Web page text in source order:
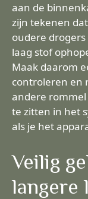
aan de
zijn tekenen
oudere
laag stof
Maak daarom
controleren en
andere
te zitten in het
als je het
Veilig
langere